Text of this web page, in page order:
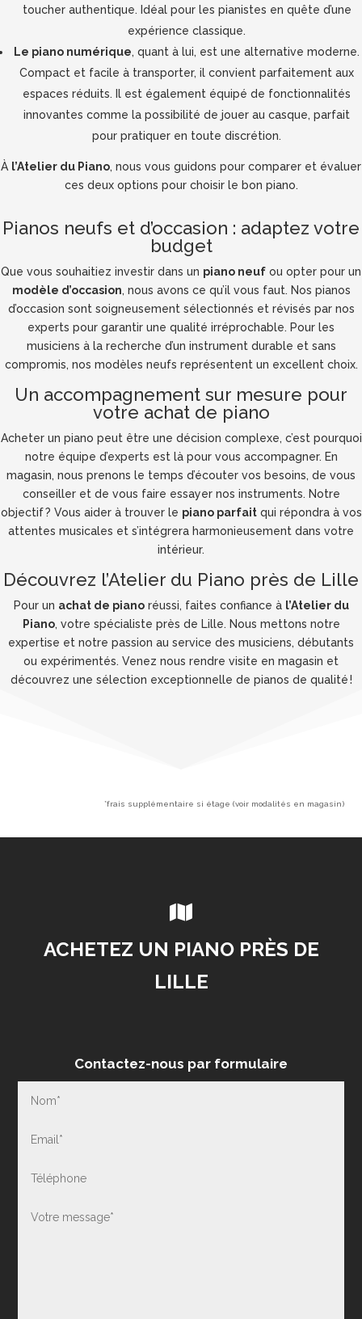
toucher authentique. Idéal pour les pianistes en quête d’une
expérience classique.
Le piano numérique, quant à lui, est une alternative moderne.
Compact et facile à transporter, il convient parfaitement aux
espaces réduits. Il est également équipé de fonctionnalités
innovantes comme la possibilité de jouer au casque, parfait
pour pratiquer en toute discrétion.
À l’Atelier du Piano, nous vous guidons pour comparer et évaluer
ces deux options pour choisir le bon piano.
​Pianos neufs et d’occasion : adaptez votre
budget
Que vous souhaitiez investir dans un piano neuf ou opter pour un
modèle d’occasion, nous avons ce qu’il vous faut. Nos pianos
d’occasion sont soigneusement sélectionnés et révisés par nos
experts pour garantir une qualité irréprochable. Pour les
musiciens à la recherche d’un instrument durable et sans
compromis, nos modèles neufs représentent un excellent choix.
Un accompagnement sur mesure pour
votre achat de piano
Acheter un piano peut être une décision complexe, c’est pourquoi
notre équipe d’experts est là pour vous accompagner. En
magasin, nous prenons le temps d’écouter vos besoins, de vous
conseiller et de vous faire essayer nos instruments. Notre
objectif ? Vous aider à trouver le piano parfaitqui répondra à vos
attentes musicales et s’intégrera harmonieusement dans votre
intérieur.
Découvrez l’Atelier du Piano près de Lille
Pour un achat de pianoréussi, faites confiance à l’Atelier du
Piano, votre spécialiste près de Lille. Nous mettons notre
expertise et notre passion au service des musiciens, débutants
ou expérimentés. Venez nous rendre visite en magasin et
découvrez une sélection exceptionnelle de pianos de qualité !
*frais supplémentaire si étage (voir modalités en magasin)

ACHETEZ UN PIANO PRÈS DE
LILLE
Contactez-nous par formulaire